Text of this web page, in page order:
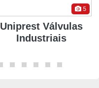
5
Uniprest Válvulas
Industriais